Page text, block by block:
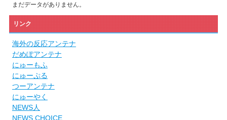
まだデータがありません。
リンク
海外の反応アンテナ
だめぽアンテナ
にゅーもふ
にゅーぷる
つーアンテナ
にゅーやく
NEWS人
NEWS CHOICE